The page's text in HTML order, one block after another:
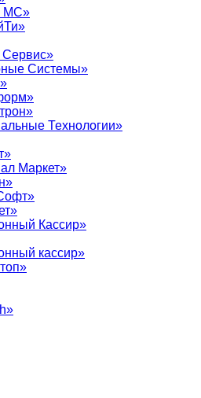
МС»
Сервис»
Системы»
Технологии»
Маркет»
Кассир»
кассир»